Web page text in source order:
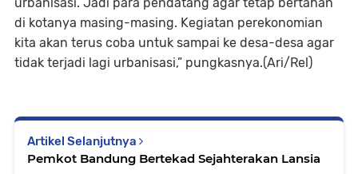
di kotanya masing-masing. Kegiatan perekonomian
kita akan terus coba untuk sampai ke desa-desa agar
tidak terjadi lagi urbanisasi,” pungkasnya.(Ari/Rel)
Artikel Selanjutnya
Pemkot Bandung Bertekad Sejahterakan Lansia